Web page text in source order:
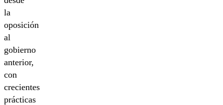
la
oposición
al
gobierno
anterior,
con
crecientes
prácticas